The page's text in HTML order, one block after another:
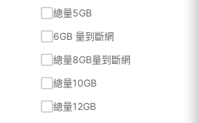
總量5GB
6GB 量到斷網
總量8GB量到斷網
總量10GB
總量12GB